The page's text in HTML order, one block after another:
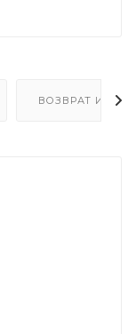
ВОЗВРАТ И